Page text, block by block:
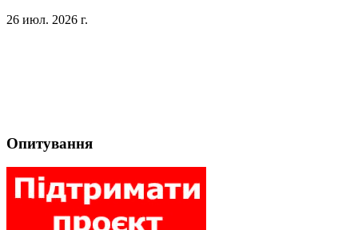
26 июл. 2026 г.
Опитування